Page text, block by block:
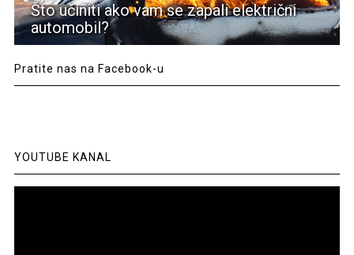
Što učiniti ako vam se zapali električni
automobil?
Pratite nas na Facebook-u
YOUTUBE KANAL